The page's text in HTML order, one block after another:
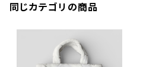
同じカテゴリの商品